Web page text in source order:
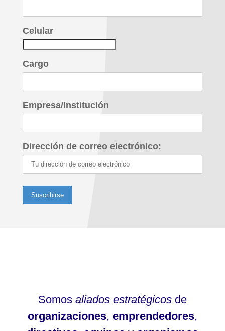
Celular
Cargo
Empresa/Institución
Dirección de correo electrónico:
Somos aliados estratégicosde
organizaciones, emprendedores,